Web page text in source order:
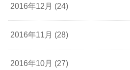
2016年12月 (24)
2016年11月 (28)
2016年10月 (27)